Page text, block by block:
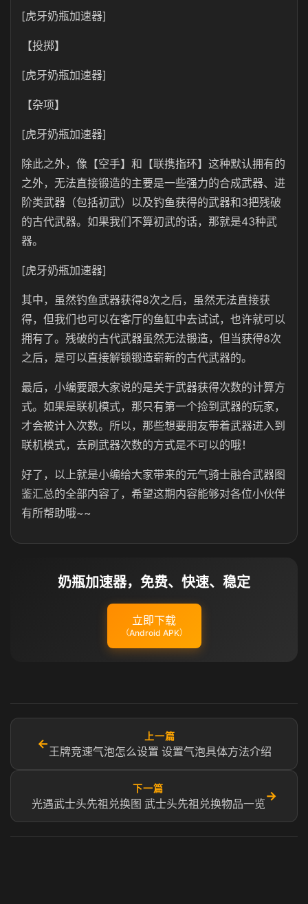
[虎牙奶瓶加速器]
【投掷】
[虎牙奶瓶加速器]
【杂项】
[虎牙奶瓶加速器]
除此之外，像【空手】和【联携指环】这种默认拥有的
之外，无法直接锻造的主要是一些强力的合成武器、进
阶类武器（包括初武）以及钓鱼获得的武器和3把残破
的古代武器。如果我们不算初武的话，那就是43种武
器。
[虎牙奶瓶加速器]
其中，虽然钓鱼武器获得8次之后，虽然无法直接获
得，但我们也可以在客厅的鱼缸中去试试，也许就可以
拥有了。残破的古代武器虽然无法锻造，但当获得8次
之后，是可以直接解锁锻造崭新的古代武器的。
最后，小编要跟大家说的是关于武器获得次数的计算方
式。如果是联机模式，那只有第一个捡到武器的玩家，
才会被计入次数。所以，那些想要朋友带着武器进入到
联机模式，去刷武器次数的方式是不可以的哦！
好了，以上就是小编给大家带来的元气骑士融合武器图
鉴汇总的全部内容了，希望这期内容能够对各位小伙伴
有所帮助哦~~
奶瓶加速器，免费、快速、稳定
立即下载
（Android APK）
←
上一篇
王牌竞速气泡怎么设置 设置气泡具体方法介绍
下一篇
光遇武士头先祖兑换图 武士头先祖兑换物品一览
→